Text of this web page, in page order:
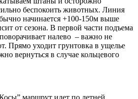
беспокоить животных. Линия
начинается +100-150м выше
от сезона. В первой части подъема
налево – важно не
Прямо уходит грунтовка в ущелье
вернуться в случае кольцевого